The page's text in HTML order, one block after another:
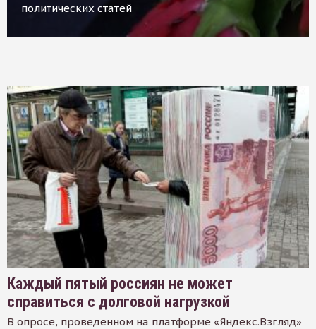
политических статей
Каждый пятый россиян не может
справиться с долговой нагрузкой
В опросе, проведенном на платформе «Яндекс.Взгляд»